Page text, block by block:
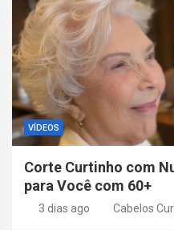
VÍDEOS
Corte Curtinho com
para Você com 60+
3 dias ago Cabelos